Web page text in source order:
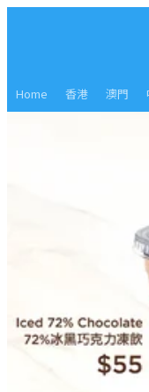
Home 香港 澳門